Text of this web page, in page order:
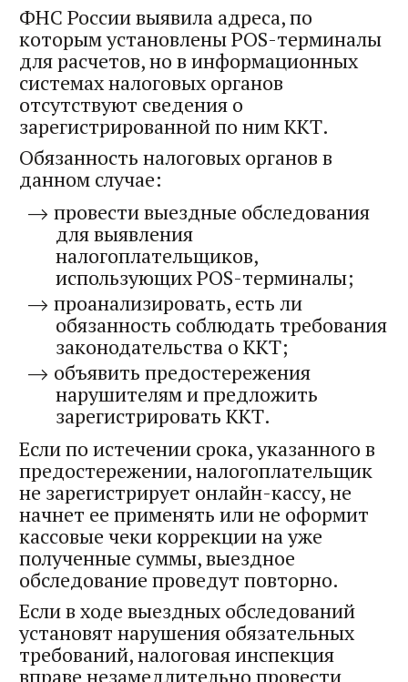
ФНС России выявила адреса, по
которым установлены POS-терминалы
для расчетов, но в информационных
системах налоговых органов
отсутствуют сведения о
зарегистрированной по ним ККТ.
Обязанность налоговых органов в
данном случае:
провести выездные обследования
для выявления
налогоплательщиков,
использующих POS-терминалы;
проанализировать, есть ли
обязанность соблюдать требования
законодательства о ККТ;
объявить предостережения
нарушителям и предложить
зарегистрировать ККТ.
Если по истечении срока, указанного в
предостережении, налогоплательщик
не зарегистрирует онлайн-кассу, не
начнет ее применять или не оформит
кассовые чеки коррекции на уже
полученные суммы, выездное
обследование проведут повторно.
Если в ходе выездных обследований
установят нарушения обязательных
требований, налоговая инспекция
вправе незамедлительно провести